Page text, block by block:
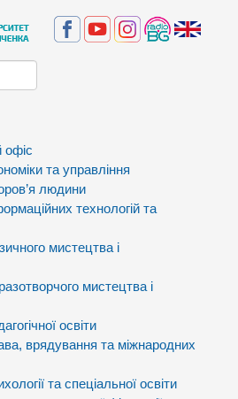
офіс
та управління
людини
технологій та
мистецтва і
мистецтва і
освіти
врядування та міжнародних
та спеціальної освіти